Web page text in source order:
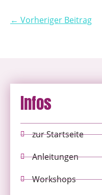
← Vorheriger Beitrag
Infos
zur Startseite
Anleitungen
Workshops